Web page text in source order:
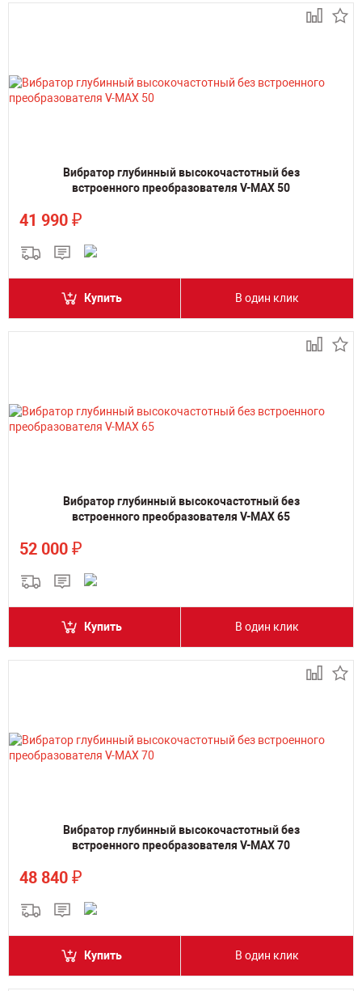
Вибратор глубинный высокочастотный без
встроенного преобразователя V-MAX 50
41 990 ₽
Купить В один клик
Вибратор глубинный высокочастотный без
встроенного преобразователя V-MAX 65
52 000 ₽
Купить В один клик
Вибратор глубинный высокочастотный без
встроенного преобразователя V-MAX 70
48 840 ₽
Купить В один клик